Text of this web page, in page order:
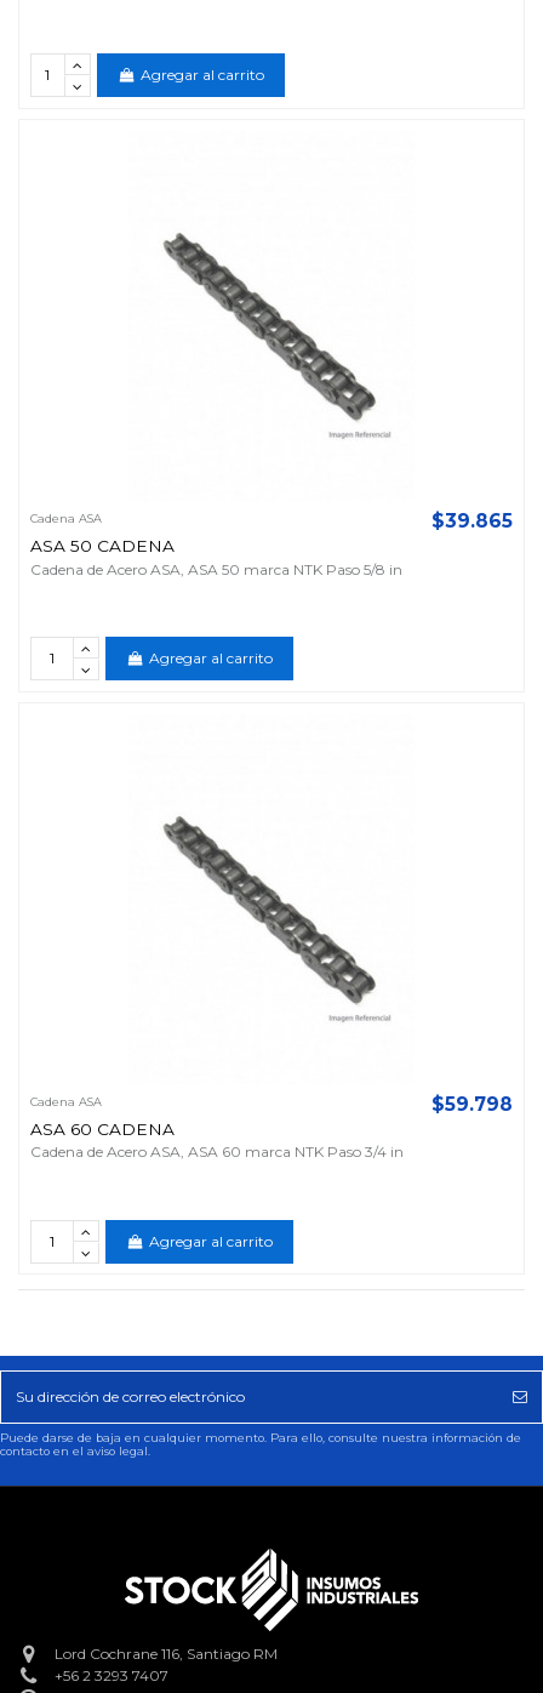
Agregar al carrito
Cadena ASA
ASA 50 CADENA
$39.865
Cadena de Acero ASA, ASA 50 marca NTK Paso 5/8 in
Agregar al carrito
Cadena ASA
ASA 60 CADENA
$59.798
Cadena de Acero ASA, ASA 60 marca NTK Paso 3/4 in
Agregar al carrito
Puede darse de baja en cualquier momento. Para ello, consulte nuestra información de
contacto en el aviso legal.
Lord Cochrane 116, Santiago RM
+56 2 3293 7407